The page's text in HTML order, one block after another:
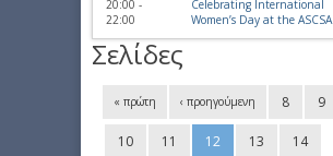
20:00 -
22:00
Celebrating International
Women’s Day at the ASCSA
Σελίδες
« πρώτη ‹ προηγούμενη 8 9
10 11 12 13 14